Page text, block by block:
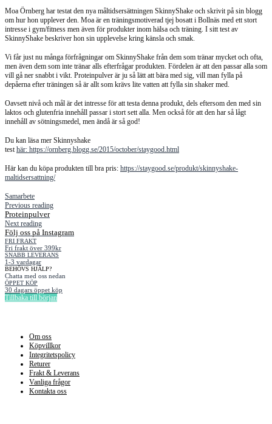
Moa Örnberg har testat den nya måltidsersättningen SkinnyShake och skrivit på sin blogg
om hur hon upplever den. Moa är en träningsmotiverad tjej bosatt i Bollnäs med ett stort
intresse i gym/fitness men även för produkter inom hälsa och träning. I sitt test av
SkinnyShake beskriver hon sin upplevelse kring känsla och smak.
Vi får just nu många förfrågningar om SkinnyShake från dem som tränar mycket och ofta,
men även dem som inte tränar alls efterfrågar produkten. Fördelen är att den passar alla som
vill gå ner snabbt i vikt. Proteinpulver är ju så lätt att bära med sig, vill man fylla på
depåerna efter träningen så är allt som krävs lite vatten att fylla sin shaker med.
Oavsett nivå och mål är det intresse för att testa denna produkt, dels eftersom den med sin
laktos och glutenfria innehåll passar i stort sett alla. Men också för att den har så lågt
innehåll av sötningsmedel, men ändå är så god!
Du kan läsa mer Skinnyshake
testhär: https://ornberg.blogg.se/2015/october/staygood.html
Här kan du köpa produkten till bra pris: https://staygood.se/produkt/skinnyshake-
maltidsersattning/
Samarbete
Previous reading
Proteinpulver
Next reading
Följ oss på Instagram
FRI FRAKT
Fri frakt över 399kr
SNABB LEVERANS
1-3 vardagar
BEHÖVS HJÄLP?
Chatta med oss nedan
ÖPPET KÖP
30 dagars öppet köp
Tillbaka till början
Om oss
Köpvillkor
Integritetspolicy
Returer
Frakt & Leverans
Vanliga frågor
Kontakta oss